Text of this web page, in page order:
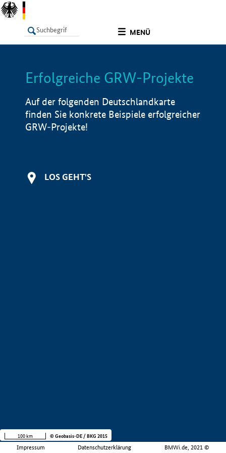
MENÜ
LISTE Info
Erfolgreiche GRW-Projekte
Auf der folgenden Deutschlandkarte
finden Sie konkrete Beispiele erfolgreicher
GRW-Projekte!
LOS GEHT'S
Impressum Datenschutzerklärung BMWi.de, 2021 ©
100 km © Geobasis-DE / BKG 2015